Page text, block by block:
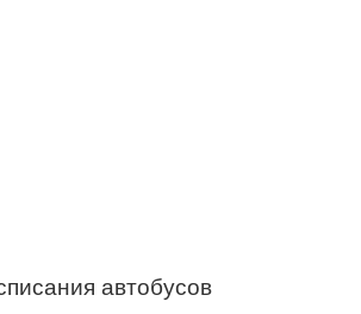
автобусов